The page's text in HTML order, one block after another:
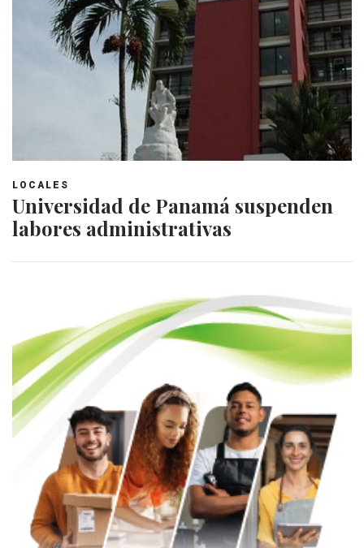
LOCALES
Universidad de Panamá suspenden
labores administrativas